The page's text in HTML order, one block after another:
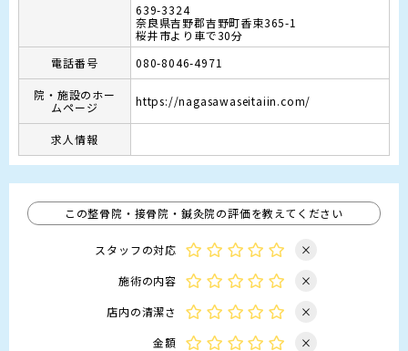
639-3324
奈良県吉野郡吉野町香束365-1
桜井市より車で30分
電話番号
080-8046-4971
院・施設のホー
ムページ
https://nagasawaseitaiin.com/
求人情報
この整骨院・接骨院・鍼灸院の評価を教えてください
スタッフの対応
×
施術の内容
×
店内の清潔さ
×
金額
×